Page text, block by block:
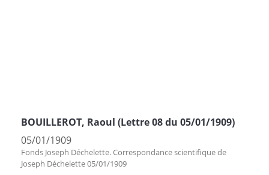
BOUILLEROT, Raoul (Lettre 08 du 05/01/1909)
05/01/1909
Fonds Joseph Déchelette. Correspondance scientifique de
Joseph Déchelette 05/01/1909